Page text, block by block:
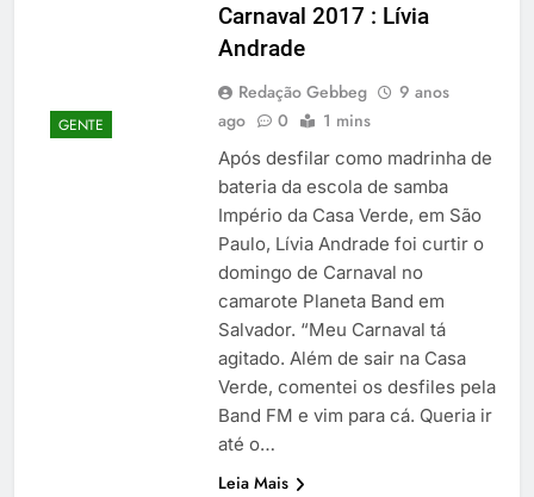
GENTE
Carnaval 2017 : Lívia
Andrade
Redação Gebbeg
9 anos
ago
0 1 mins
Após desfilar como madrinha de
bateria da escola de samba
Império da Casa Verde, em São
Paulo, Lívia Andrade foi curtir o
domingo de Carnaval no
camarote Planeta Band em
Salvador. “Meu Carnaval tá
agitado. Além de sair na Casa
Verde, comentei os desfiles pela
Band FM e vim para cá. Queria ir
até o…
Leia Mais